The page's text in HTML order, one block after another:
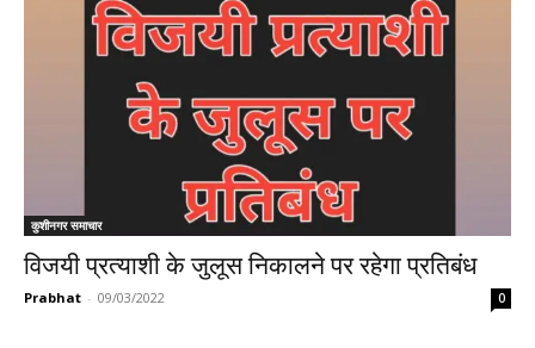
कुशीनगर समाचार
विजयी प्रत्याशी के जुलूस निकालने पर रहेगा प्रतिबंध
Prabhat - 09/03/2022 0